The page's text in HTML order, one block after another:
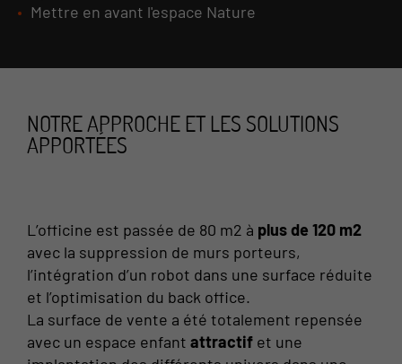
Mettre en avant l'espace Nature
NOTRE APPROCHE ET LES SOLUTIONS
APPORTÉES
L’officine est passée de 80 m2 à plus de 120 m2
avec la suppression de murs porteurs,
l’intégration d’un robot dans une surface réduite
et l’optimisation du back office.
La surface de vente a été totalement repensée
avec un espace enfant attractif et une